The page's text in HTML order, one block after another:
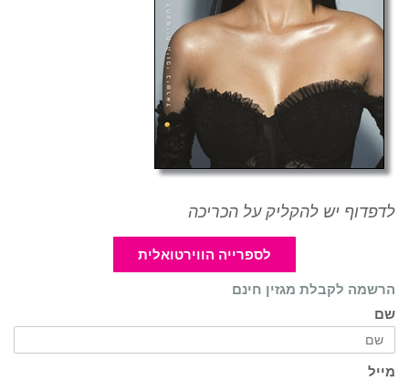
לדפדוף יש להקליק על הכריכה
לספרייה הווירטואלית
הרשמה לקבלת מגזין חינם
שם
מייל